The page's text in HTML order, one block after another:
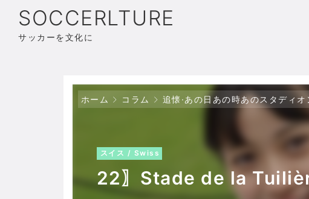
SOCCERLTURE
サッカーを文化に
ホーム コラム 追懐·あの日あの時あのスタディオ
スイス / Swiss
22〗Stade de la